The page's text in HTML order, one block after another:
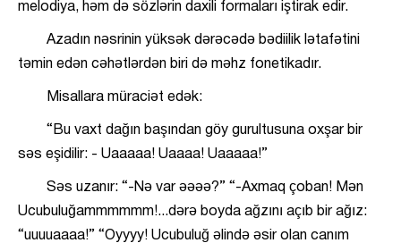
melodiya, həm də sözlərin daxili formaları iştirak edir.
Azadın nəsrinin yüksək dərəcədə bədiilik lətafətini
təmin edən cəhətlərdən biri də məhz fonetikadır.
Misallara müraciət edək:
“Bu vaxt dağın başından göy gurultusuna oxşar bir
səs eşidilir: - Uaaaaa! Uaaaa! Uaaaaa!”
Səs uzanır: “-Nə var əəəə?” “-Axmaq çoban! Mən
Ucubuluğammmmmm!...dərə boyda ağzını açıb bir ağız:
“uuuuaaaa!” “Oyyyy! Ucubuluğ əlində əsir olan canım